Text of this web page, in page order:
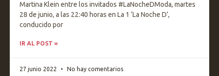
Martina Klein entre los invitados #LaNocheDModa, martes
28 de junio, a las 22:40 horas en La 1 ‘La Noche D’,
conducido por
IR AL POST »
27 junio 2022 No hay comentarios